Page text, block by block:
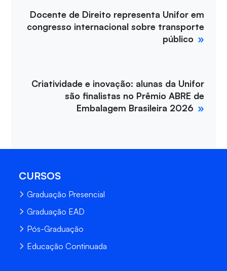
Docente de Direito representa Unifor em
congresso internacional sobre transporte
público
Criatividade e inovação: alunas da Unifor
são finalistas no Prêmio ABRE de
Embalagem Brasileira 2026
CURSOS
Graduação Presencial
Graduação EAD
Pós-Graduação
Educação Continuada